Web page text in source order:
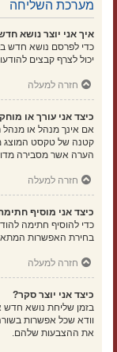
מערכת השליחה
איך אני יוצר נושא
כדי לפרסם נושא חדש
יכול לצרף קבצים
חזרה למעלה
כיצד אני עורך או
אם אינך מנהל או
קטנה של טקסט המוצג
הערה אשר מסבירה
חזרה למעלה
כיצד אני מוסיף
כדי להוסיף חתימה
בחירת האפשרות
חזרה למעלה
כיצד אני יוצר סקר?
בזמן שליחת נושא חדש
את ההצבעות שלהם.